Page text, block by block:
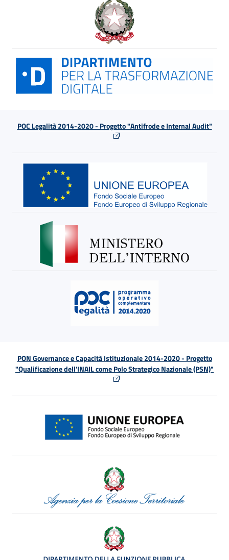
POC Legalità 2014-2020 - Progetto "Antifrode e Internal Audit"
PON Governance e Capacità Istituzionale 2014-2020 - Progetto
"Qualificazione dell'INAIL come Polo Strategico Nazionale (PSN)"